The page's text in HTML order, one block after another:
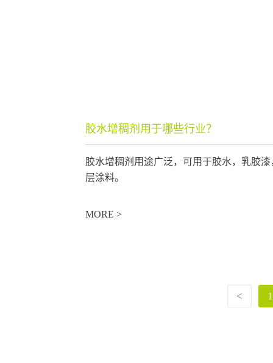
胶水增稠剂用于哪些行业？
胶水增稠剂用途广泛，可用于胶水，乳胶
层涂料。
MORE >
< 1